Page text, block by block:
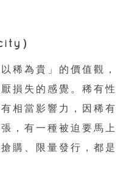
）
稀為貴」的價值觀，
損失的感覺。稀有性
相當影響力，因稀有
，有一種被迫要馬上
購、限量發行，都是